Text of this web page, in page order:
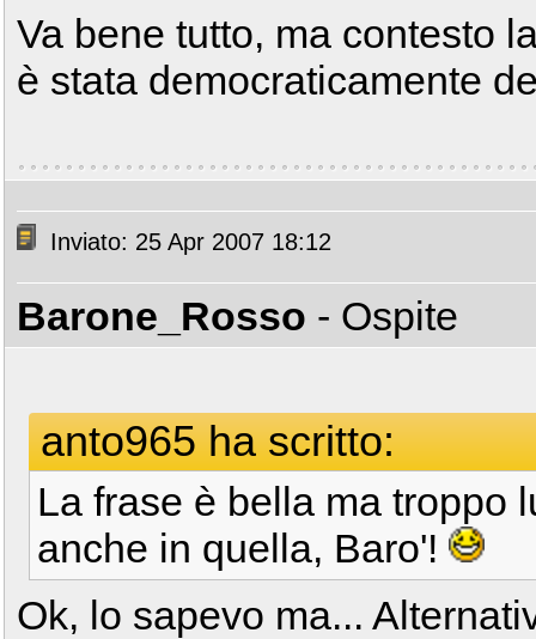
Va bene tutto, ma contesto
è stata democraticamente
Inviato: 25 Apr 2007 18:12
Barone_Rosso - Ospite
anto965 ha scritto:
La frase è bella ma troppo
anche in quella, Baro'!
Ok, lo sapevo ma...